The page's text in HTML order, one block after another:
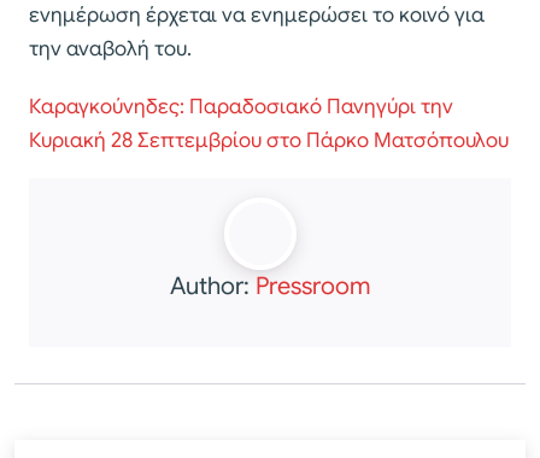
ενημέρωση έρχεται να ενημερώσει το κοινό για
την αναβολή του.
Καραγκούνηδες: Παραδοσιακό Πανηγύρι την
Κυριακή 28 Σεπτεμβρίου στο Πάρκο Ματσόπουλου
Author: Pressroom